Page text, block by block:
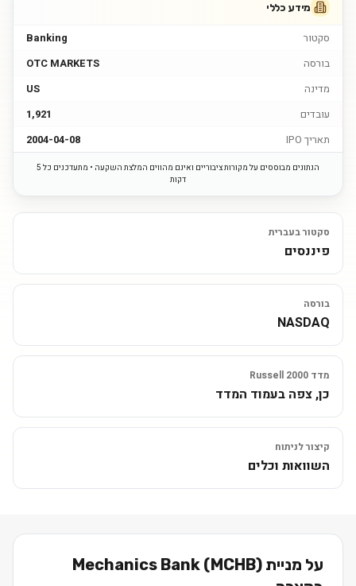
מידע כללי
סקטור
Banking
בורסה
OTC MARKETS
מדינה
US
עובדים
1,921
תאריך IPO
2004-04-08
הנתונים מבוססים על מקורות ציבוריים ואינם מהווים המלצת השקעה • מתעדכנים כל 5
דקות
סקטור בעברית
פיננסים
בורסה
NASDAQ
מדד Russell 2000
כן, צפה בעמוד המדד
קיצור לניתוח
השוואות וכלים
על מניית Mechanics Bank (MCHB)